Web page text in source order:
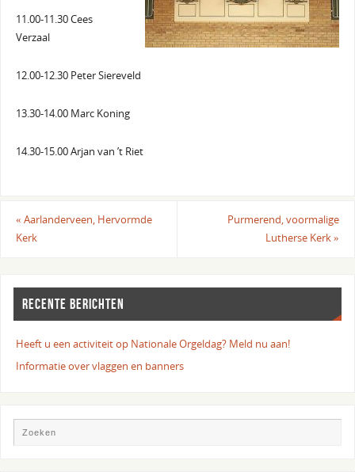
11.00-11.30 Cees
Verzaal
12.00-12.30 Peter Siereveld
13.30-14.00 Marc Koning
14.30-15.00 Arjan van ’t Riet
« Aarlanderveen, Hervormde
Kerk
Purmerend, voormalige
Lutherse Kerk»
RECENTE BERICHTEN
Heeft u een activiteit op Nationale Orgeldag? Meld nu aan!
Informatie over vlaggen en banners